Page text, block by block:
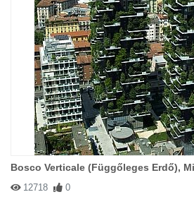
Bosco Verticale (Függőleges Erdő),
12718 0